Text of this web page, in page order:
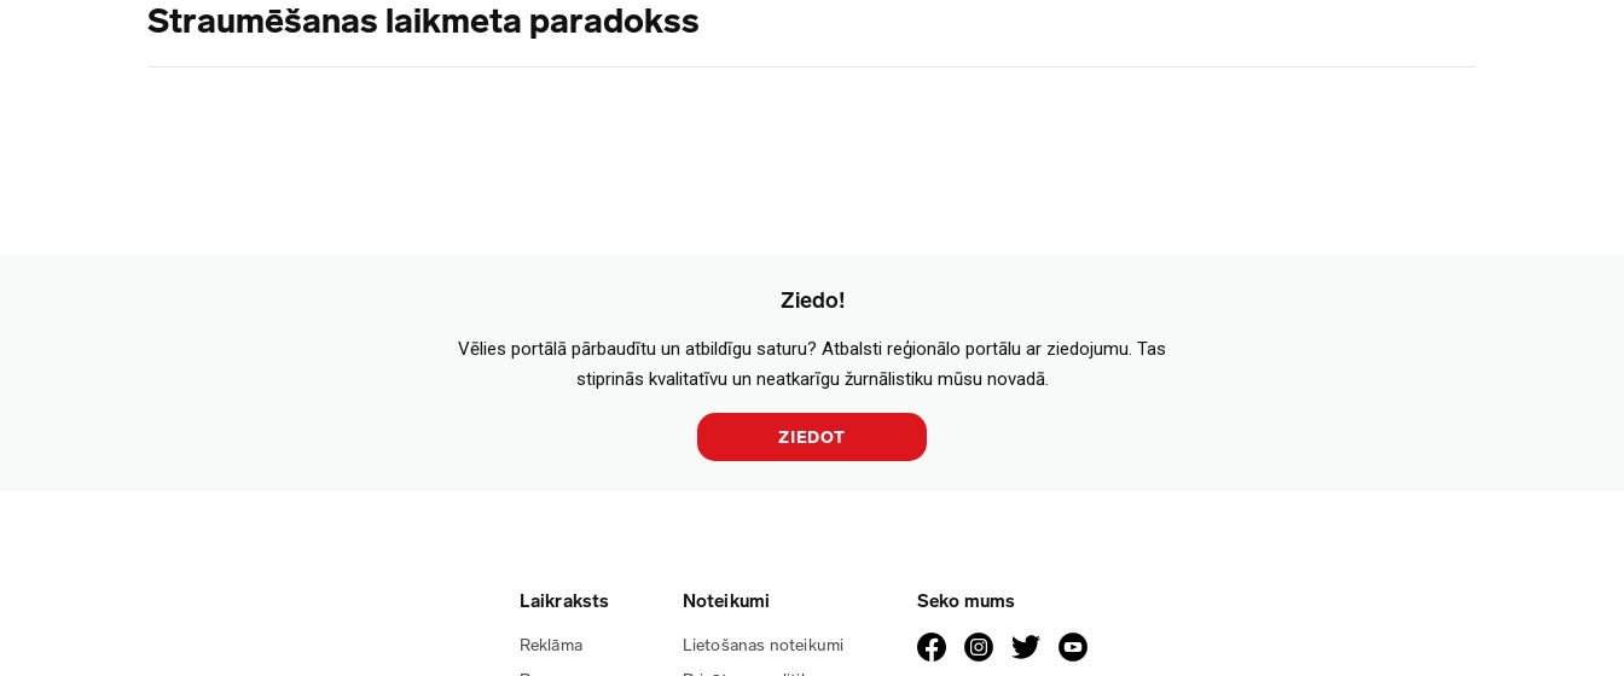
Straumēšanas laikmeta paradokss
Ziedo!
Vēlies portālā pārbaudītu un atbildīgu saturu? Atbalsti reģionālo portālu ar ziedojumu. Tas
stiprinās kvalitatīvu un neatkarīgu žurnālistiku mūsu novadā.
ZIEDOT
Laikraksts
Reklāma
Noteikumi
Lietošanas noteikumi
Seko mums